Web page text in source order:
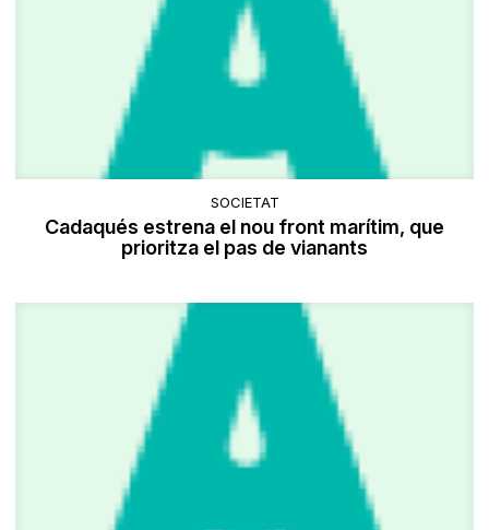
SOCIETAT
Cadaqués estrena el nou front marítim, que
prioritza el pas de vianants